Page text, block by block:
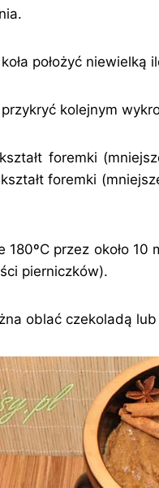
położyć niewielką
kolejnym
foremki
foremki
180ºC przez około
pierniczków).
oblać czekoladą